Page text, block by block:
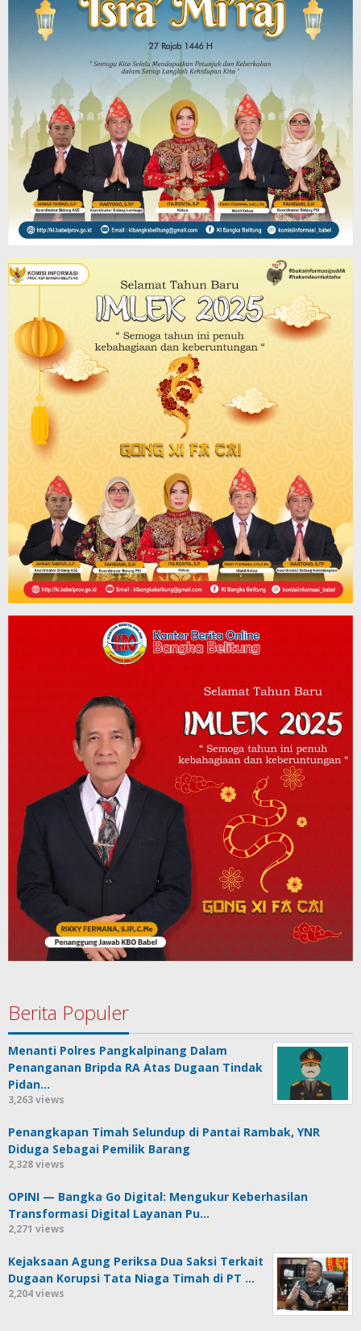
Berita Populer
Menanti Polres Pangkalpinang Dalam
Penanganan Bripda RA Atas Dugaan Tindak
Pidan…
3,263 views
Penangkapan Timah Selundup di Pantai Rambak, YNR
Diduga Sebagai Pemilik Barang
2,328 views
OPINI — Bangka Go Digital: Mengukur Keberhasilan
Transformasi Digital Layanan Pu…
2,271 views
Kejaksaan Agung Periksa Dua Saksi Terkait
Dugaan Korupsi Tata Niaga Timah di PT …
2,204 views